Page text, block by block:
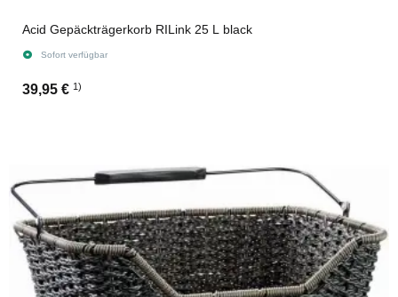
Acid Gepäckträgerkorb RILink 25 L black
Sofort verfügbar
39,95 € 1)